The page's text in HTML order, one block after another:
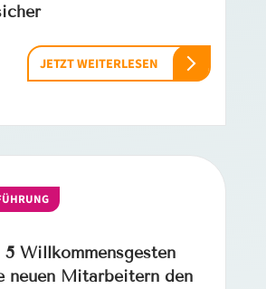
JETZT WEITERLESEN
Willkommensgesten
neuen Mitarbeitern den